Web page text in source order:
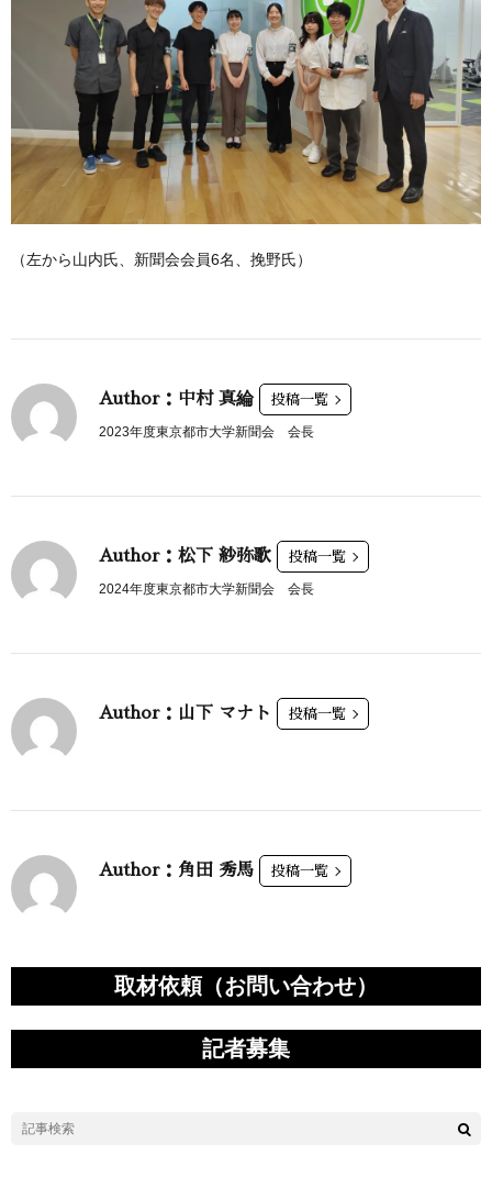
（左から山内氏、新聞会会員6名、挽野氏）
Author：中村 真綸 投稿一覧
2023年度東京都市大学新聞会 会長
Author：松下 紗弥歌 投稿一覧
2024年度東京都市大学新聞会 会長
Author：山下 マナト 投稿一覧
Author：角田 秀馬 投稿一覧
取材依頼（お問い合わせ）
記者募集